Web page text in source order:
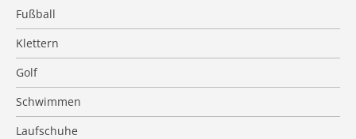
Fußball
Klettern
Golf
Schwimmen
Laufschuhe